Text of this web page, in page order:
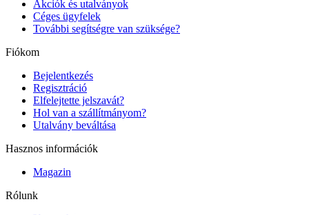
Akciók és utalványok
Céges ügyfelek
További segítségre van szüksége?
Fiókom
Bejelentkezés
Regisztráció
Elfelejtette jelszavát?
Hol van a szállítmányom?
Utalvány beváltása
Hasznos információk
Magazin
Rólunk